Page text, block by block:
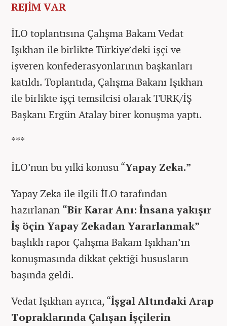
REJİM VAR
İLO toplantısına Çalışma Bakanı Vedat
Işıkhan ile birlikte Türkiye’deki işçi ve
işveren konfederasyonlarının başkanları
katıldı. Toplantıda, Çalışma Bakanı Işıkhan
ile birlikte işçi temsilcisi olarak TÜRK/İŞ
Başkanı Ergün Atalay birer konuşma yaptı.
***
İLO’nun bu yılki konusu “Yapay Zeka.”
Yapay Zeka ile ilgili İLO tarafından
hazırlanan “Bir Karar Anı: İnsana yakışır
İş öçin Yapay Zekadan Yararlanmak”
başlıklı rapor Çalışma Bakanı Işıkhan’ın
konuşmasında dikkat çektiği hususların
başında geldi.
Vedat Işıkhan ayrıca, “İşgal Altındaki Arap
Topraklarında Çalışan İşçilerin